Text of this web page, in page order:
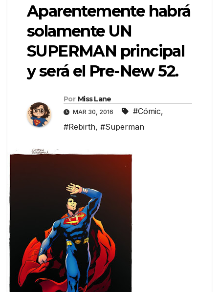
Aparentemente habrá
solamente UN
SUPERMAN principal
y será el Pre-New 52.
Por Miss Lane
MAR 30, 2016 #Cómic,
#Rebirth, #Superman